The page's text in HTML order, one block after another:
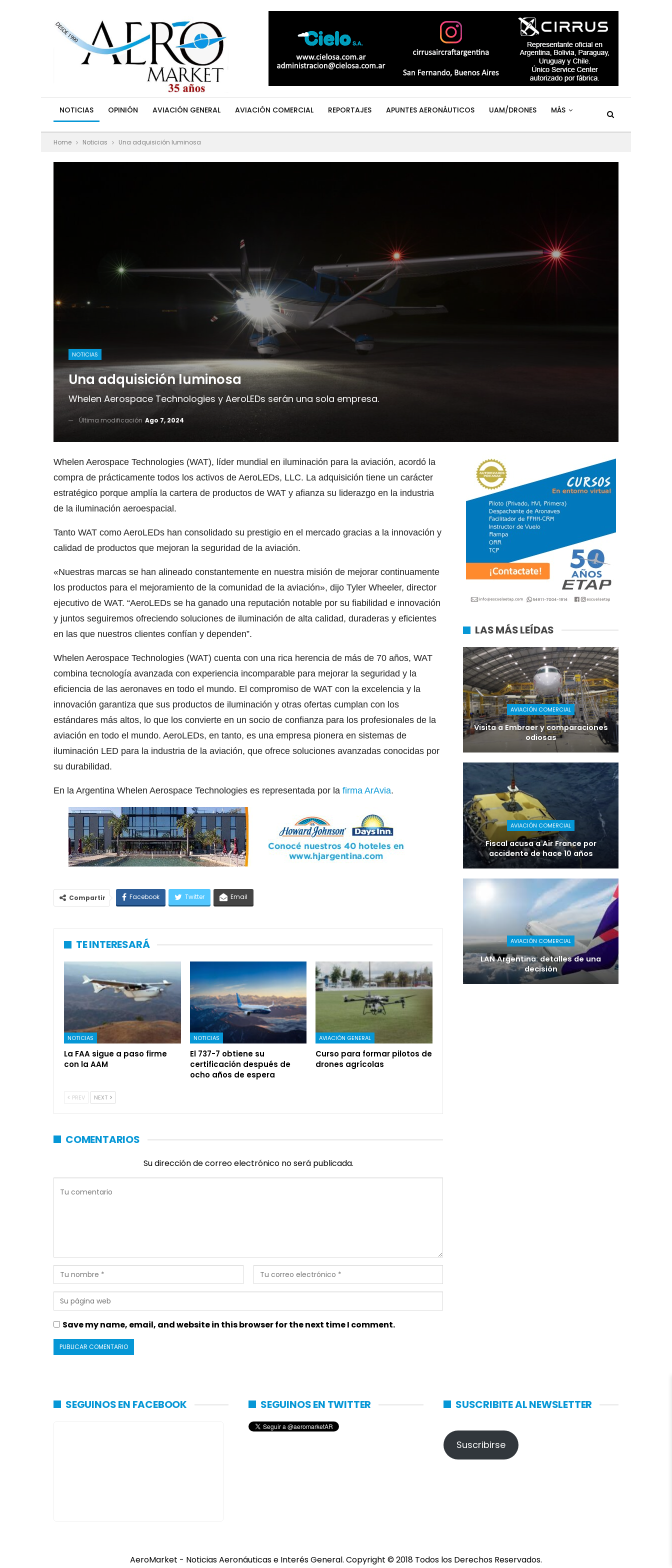
NOTICIAS OPINIÓN AVIACIÓN GENERAL AVIACIÓN COMERCIAL REPORTAJES APUNTES AERONÁUTICOS UAM/DRONES MÁS
Home Noticias Una adquisición luminosa
NOTICIAS
Una adquisición luminosa
Whelen Aerospace Technologies y AeroLEDs serán una sola empresa.
Última modificación Ago 7, 2024
Whelen Aerospace Technologies (WAT), líder mundial en iluminación para la aviación, acordó la
compra de prácticamente todos los activos de AeroLEDs, LLC. La adquisición tiene un carácter
estratégico porque amplía la cartera de productos de WAT y afianza su liderazgo en la industria
de la iluminación aeroespacial.
Tanto WAT como AeroLEDs han consolidado su prestigio en el mercado gracias a la innovación y
calidad de productos que mejoran la seguridad de la aviación.
«Nuestras marcas se han alineado constantemente en nuestra misión de mejorar continuamente
los productos para el mejoramiento de la comunidad de la aviación», dijo Tyler Wheeler, director
ejecutivo de WAT. “AeroLEDs se ha ganado una reputación notable por su fiabilidad e innovación
y juntos seguiremos ofreciendo soluciones de iluminación de alta calidad, duraderas y eficientes
en las que nuestros clientes confían y dependen”.
Whelen Aerospace Technologies (WAT) cuenta con una rica herencia de más de 70 años, WAT
combina tecnología avanzada con experiencia incomparable para mejorar la seguridad y la
eficiencia de las aeronaves en todo el mundo. El compromiso de WAT con la excelencia y la
innovación garantiza que sus productos de iluminación y otras ofertas cumplan con los
estándares más altos, lo que los convierte en un socio de confianza para los profesionales de la
aviación en todo el mundo. AeroLEDs, en tanto, es una empresa pionera en sistemas de
iluminación LED para la industria de la aviación, que ofrece soluciones avanzadas conocidas por
su durabilidad.
En la Argentina Whelen Aerospace Technologies es representada por la firma ArAvia.
Compartir Facebook Twitter Email
TE INTERESARÁ
NOTICIAS
La FAA sigue a paso firme
con la AAM
NOTICIAS
El 737-7 obtiene su
certificación después de
ocho años de espera
AVIACIÓN GENERAL
Curso para formar pilotos de
drones agrícolas
PREV NEXT
COMENTARIOS
Su dirección de correo electrónico no será publicada.
Save my name, email, and website in this browser for the next time I comment.
LAS MÁS LEÍDAS
AVIACIÓN COMERCIAL
Visita a Embraer y comparaciones
odiosas
AVIACIÓN COMERCIAL
Fiscal acusa a Air France por
accidente de hace 10 años
AVIACIÓN COMERCIAL
LAN Argentina: detalles de una
decisión
SEGUINOS EN FACEBOOK SEGUINOS EN TWITTER SUSCRIBITE AL NEWSLETTER
Suscribirse
AeroMarket - Noticias Aeronáuticas e Interés General. Copyright © 2018 Todos los Derechos Reservados.